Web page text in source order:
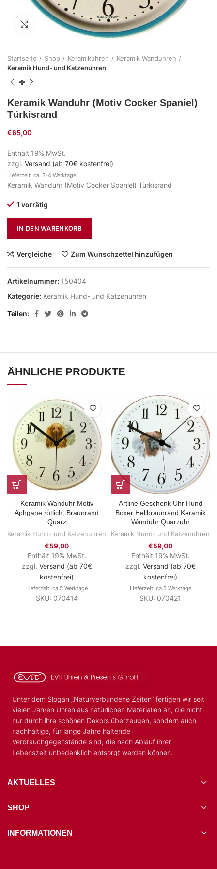
Zum Vergrößern klicken
Startseite Shop Keramikuhren
Keramik Wanduhren
Keramik Hund- und Katzenuhren
Keramik Wanduhr (Motiv Cocker Spaniel)
Türkisrand
€65,00
Enthält 19% MwSt.
zzgl. Versand (ab 70€ kostenfrei)
Lieferzeit: ca. 3-4 Werktage
Keramik Wanduhr (Motiv Cocker Spaniel) Türkisrand
1 vorrätig
IN DEN WARENKORB
Vergleiche Zum Wunschzettel hinzufügen
Artikelnummer: 150404
Kategorie: Keramik Hund- und Katzenuhren
Teilen
ÄHNLICHE PRODUKTE
Keramik Wanduhr Motiv
Aphgane rötlich, Braunrand
Quarz
Keramik Hund- und Katzenuhren
€59,00
Enthält 19% MwSt.
zzgl. Versand (ab 70€
kostenfrei)
Lieferzeit: ca.5 Werktage
SKU: 070414
Artline Geschenk Uhr Hund
Boxer Hellbraunrand Keramik
Wanduhr Quarzuhr
Keramik Hund- und Katzenuhren
€59,00
Enthält 19% MwSt.
zzgl. Versand (ab 70€
kostenfrei)
Lieferzeit: ca.5 Werktage
SKU: 070421
Unter dem Slogan „Naturverbundene Zeiten“ fertigen wir seit
vielen Jahren Uhren aus natürlichen Materialien an, die nicht
nur durch ihre schönen Dekors überzeugen, sondern auch
nachhaltige, für lange Jahre haltende
Verbrauchgegenstände sind, die nach Ablauf ihrer
Lebenszeit unbedenklich entsorgt werden können.
AKTUELLES
SHOP
INFORMATIONEN